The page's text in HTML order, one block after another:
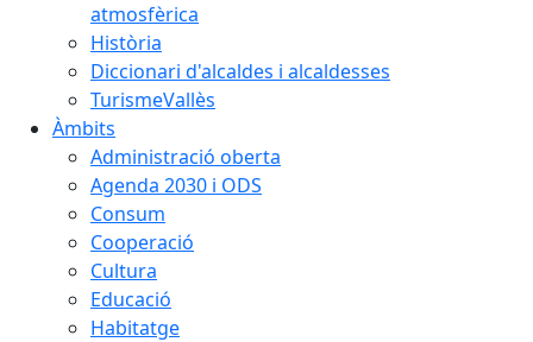
atmosfèrica
Història
Diccionari d'alcaldes i alcaldesses
TurismeVallès
Àmbits
Administració oberta
Agenda 2030 i ODS
Consum
Cooperació
Cultura
Educació
Habitatge